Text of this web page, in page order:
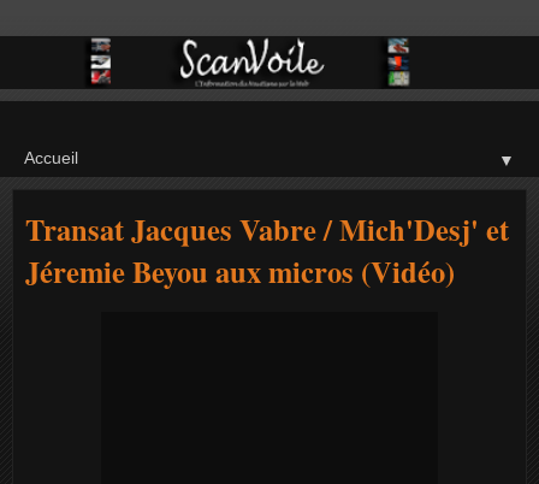
▼
Transat Jacques Vabre / Mich'Desj' et
Jéremie Beyou aux micros (Vidéo)